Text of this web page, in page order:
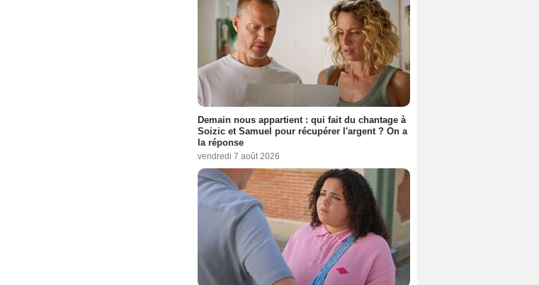
Demain nous appartient : qui fait du chantage à
Soizic et Samuel pour récupérer l'argent ? On a
la réponse
vendredi 7 août 2026